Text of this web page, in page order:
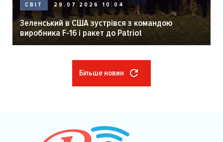
СВІТ 29.07.2026 10:04
Зеленський в США зустрівся з командою
виробника F-16 і ракет до Patriot
Більше новин